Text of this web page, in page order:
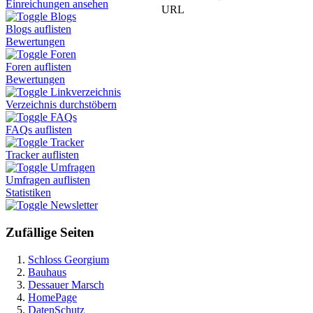
Einreichungen ansehen
Blogs
Blogs auflisten
Bewertungen
Foren
Foren auflisten
Bewertungen
Linkverzeichnis
Verzeichnis durchstöbern
FAQs
FAQs auflisten
Tracker
Tracker auflisten
Umfragen
Umfragen auflisten
Statistiken
Newsletter
Zufällige Seiten
Schloss Georgium
Bauhaus
Dessauer Marsch
HomePage
DatenSchutz
URL